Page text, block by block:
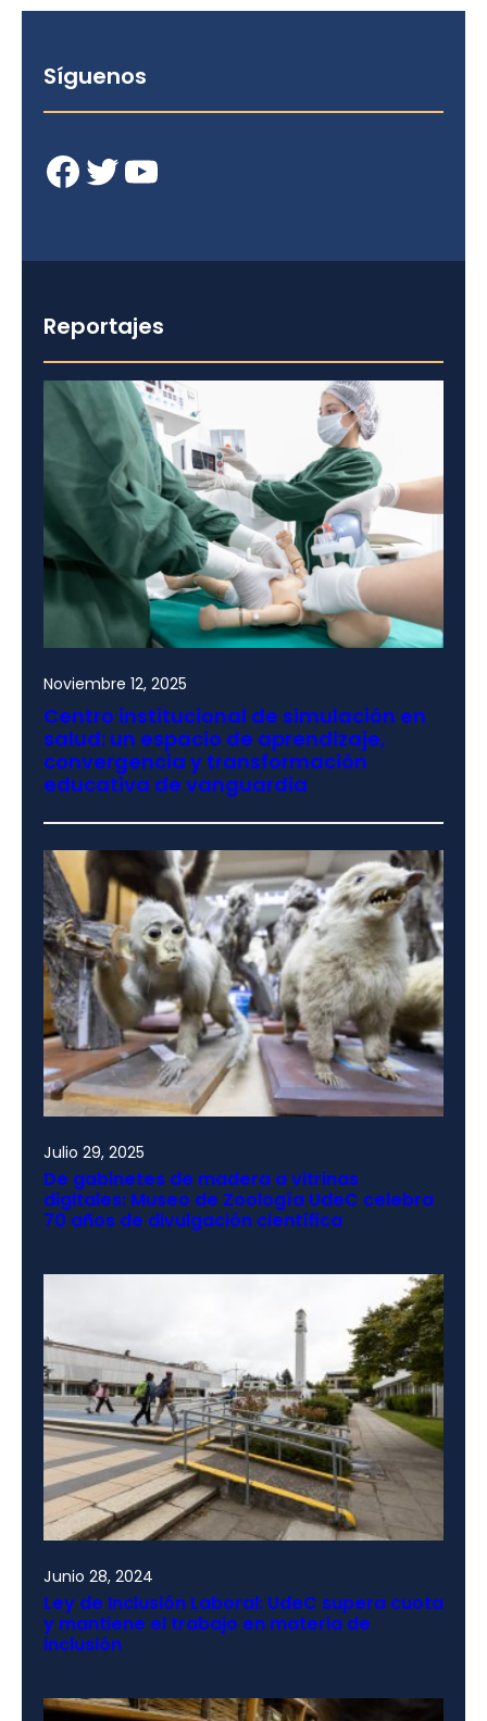
Síguenos
Facebook Twitter YouTube
Reportajes
Noviembre 12, 2025
Centro institucional de simulación en
salud: un espacio de aprendizaje,
convergencia y transformación
educativa de vanguardia
Julio 29, 2025
De gabinetes de madera a vitrinas
digitales: Museo de Zoología UdeC celebra
70 años de divulgación científica
Junio 28, 2024
Ley de Inclusión Laboral: UdeC supera cuota
y mantiene el trabajo en materia de
inclusión